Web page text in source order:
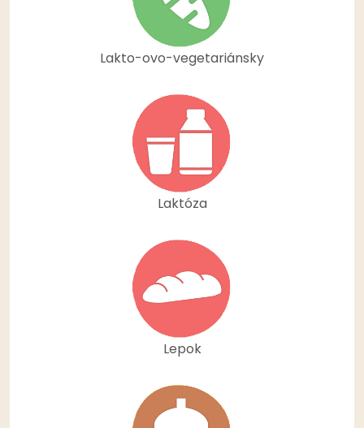
Lakto-ovo-vegetariánsky
Laktóza
Lepok